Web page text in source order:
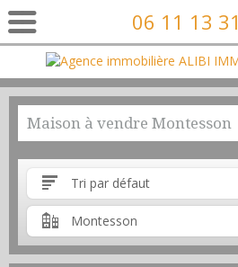
06 11 13
Maison à vendre Montesson
Tri par défaut
Montesson